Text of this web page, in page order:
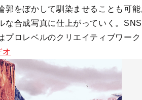
をぼかして馴染ませることも可
合成写真に仕上がっていく。
ロレベルのクリエイティブワー
オ